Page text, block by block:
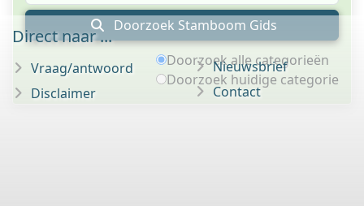
Doorzoek Stamboom Gids
Doorzoek alle categorieën
Doorzoek huidige categorie
Direct naar ...
Vraag/antwoord
Disclaimer
Nieuwsbrief
Contact